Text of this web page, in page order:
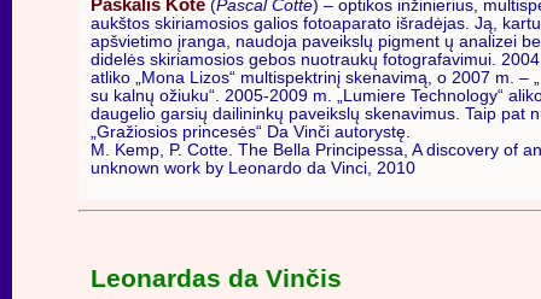
Paskalis Kotė (Pascal Cotte) – optikos inžinierius,
aukštos skiriamosios galios fotoaparato išradėjas. Ją,
apšvietimo įranga, naudoja paveikslų pigment ų analizei
didelės skiriamosios gebos nuotraukų fotografavimui.
atliko „Mona Lizos“ multispektrinį skenavimą, o 2007 m. –
su kalnų ožiuku“. 2005-2009 m. „Lumiere Technology“
daugelio garsių dailininkų paveikslų skenavimus. Taip pat
„Gražiosios princesės“ Da Vinči autorystę.
M. Kemp, P. Cotte. The Bella Principessa, A discovery of an
unknown work by Leonardo da Vinci, 2010
Leonardas da Vinčis